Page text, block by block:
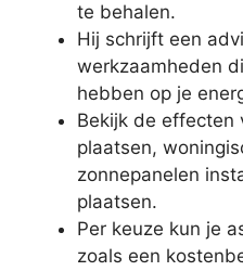
te behalen.
Hij schrijft een
werkzaamheden
hebben op je
Bekijk de effecten
plaatsen,
zonnepanelen
plaatsen.
Per keuze kun je
zoals een